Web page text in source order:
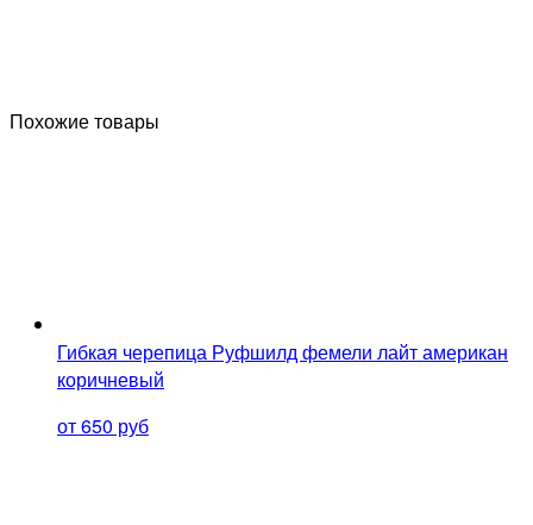
Похожие товары
Гибкая черепица Руфшилд фемели лайт американ
коричневый
от 650 руб